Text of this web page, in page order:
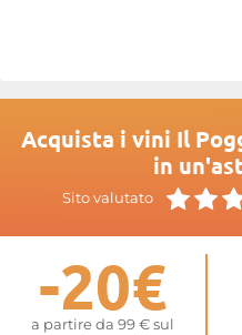
Acquista i vini Il
in
Sito valutato
-20€
a partire da 99 € sul